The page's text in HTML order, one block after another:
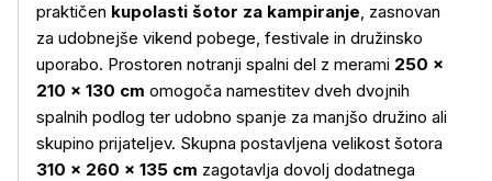
praktičen kupolasti šotor za kampiranje, zasnovan
za udobnejše vikend pobege, festivale in družinsko
uporabo. Prostoren notranji spalni del z merami 250 ×
210 × 130 cm omogoča namestitev dveh dvojnih
spalnih podlog ter udobno spanje za manjšo družino ali
skupino prijateljev. Skupna postavljena velikost šotora
310 × 260 × 135 cm zagotavlja dovolj dodatnega